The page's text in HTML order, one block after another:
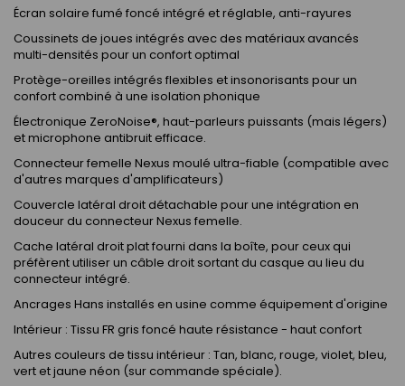
Écran solaire fumé foncé intégré et réglable, anti-rayures
Coussinets de joues intégrés avec des matériaux avancés
multi-densités pour un confort optimal
Protège-oreilles intégrés flexibles et insonorisants pour un
confort combiné à une isolation phonique
Électronique ZeroNoise®, haut-parleurs puissants (mais légers)
et microphone antibruit efficace.
Connecteur femelle Nexus moulé ultra-fiable (compatible avec
d'autres marques d'amplificateurs)
Couvercle latéral droit détachable pour une intégration en
douceur du connecteur Nexus femelle.
Cache latéral droit plat fourni dans la boîte, pour ceux qui
préfèrent utiliser un câble droit sortant du casque au lieu du
connecteur intégré.
Ancrages Hans installés en usine comme équipement d'origine
Intérieur : Tissu FR gris foncé haute résistance - haut confort
Autres couleurs de tissu intérieur : Tan, blanc, rouge, violet, bleu,
vert et jaune néon (sur commande spéciale).